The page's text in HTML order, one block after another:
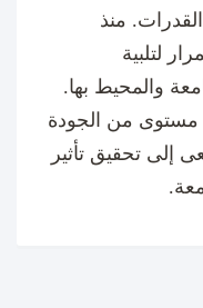
منذ
لتلبية
والمحيط بها.
مستوى من الجودة
إلى تحقيق تأثير